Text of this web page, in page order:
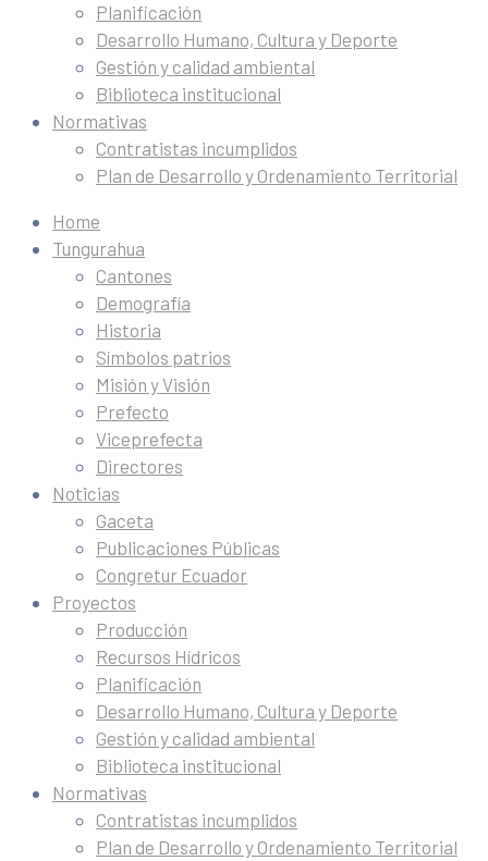
Planificación
Desarrollo Humano, Cultura y Deporte
Gestión y calidad ambiental
Biblioteca institucional
Normativas
Contratistas incumplidos
Plan de Desarrollo y Ordenamiento Territorial
Home
Tungurahua
Cantones
Demografía
Historia
Símbolos patrios
Misión y Visión
Prefecto
Viceprefecta
Directores
Noticias
Gaceta
Publicaciones Públicas
Congretur Ecuador
Proyectos
Producción
Recursos Hídricos
Planificación
Desarrollo Humano, Cultura y Deporte
Gestión y calidad ambiental
Biblioteca institucional
Normativas
Contratistas incumplidos
Plan de Desarrollo y Ordenamiento Territorial